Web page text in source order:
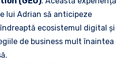
lui Adrian să anticipeze
ecosistemul digital și
de business mult înaintea